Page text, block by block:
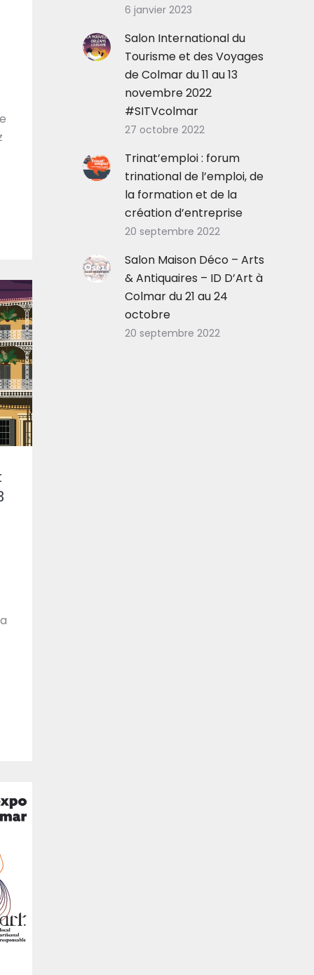
6 janvier 2023
Salon International du
Tourisme et des Voyages
de Colmar du 11 au 13
novembre 2022
#SITVcolmar
27 octobre 2022
Trinat’emploi : forum
trinational de l’emploi, de
la formation et de la
création d’entreprise
20 septembre 2022
Salon Maison Déco – Arts
& Antiquaires – ID D’Art à
Colmar du 21 au 24
octobre
20 septembre 2022